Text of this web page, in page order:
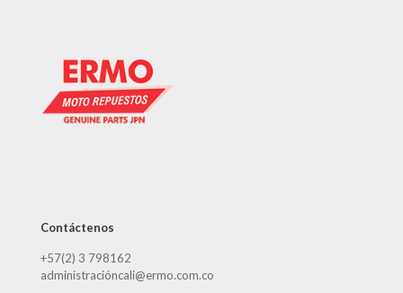
Contáctenos
+57(2) 3 798162
administracióncali@ermo.com.co